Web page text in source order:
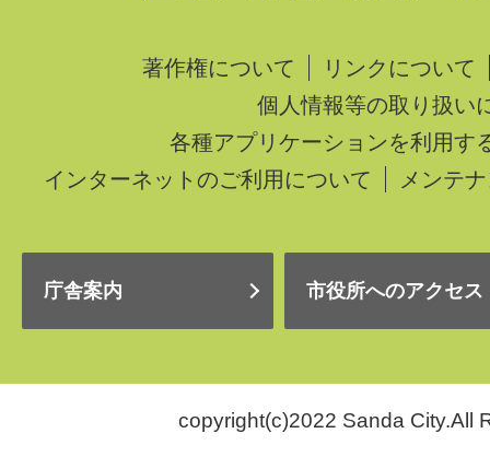
著作権について
リンクについて
個人情報等の取り扱い
各種アプリケーションを利用す
インターネットのご利用について
メンテ
庁舎案内 市役所へのアクセス
copyright(c)2022 Sanda City.All